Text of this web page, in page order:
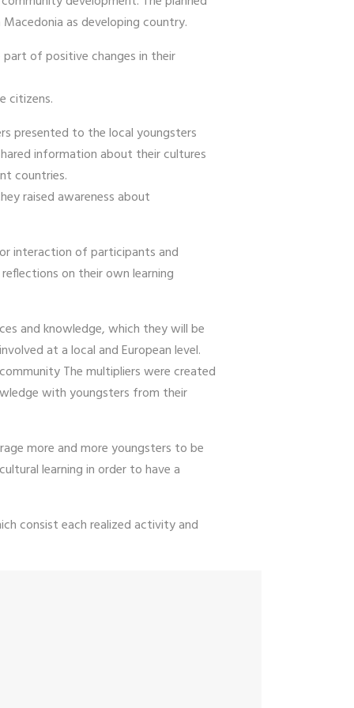
as developing country.
of positive changes in their
citizens.
presented to the local youngsters
information about their cultures
countries.
raised awareness about
interaction of participants and
on their own learning
and knowledge, which they will be
at a local and European level.
The multipliers were created
with youngsters from their
more and more youngsters to be
learning in order to have a
consist each realized activity and